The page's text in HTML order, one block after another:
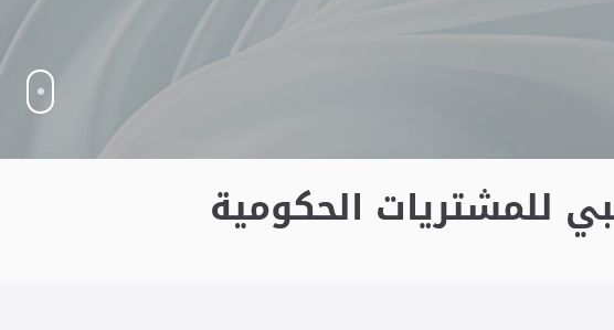
للمشتريات الحكومية